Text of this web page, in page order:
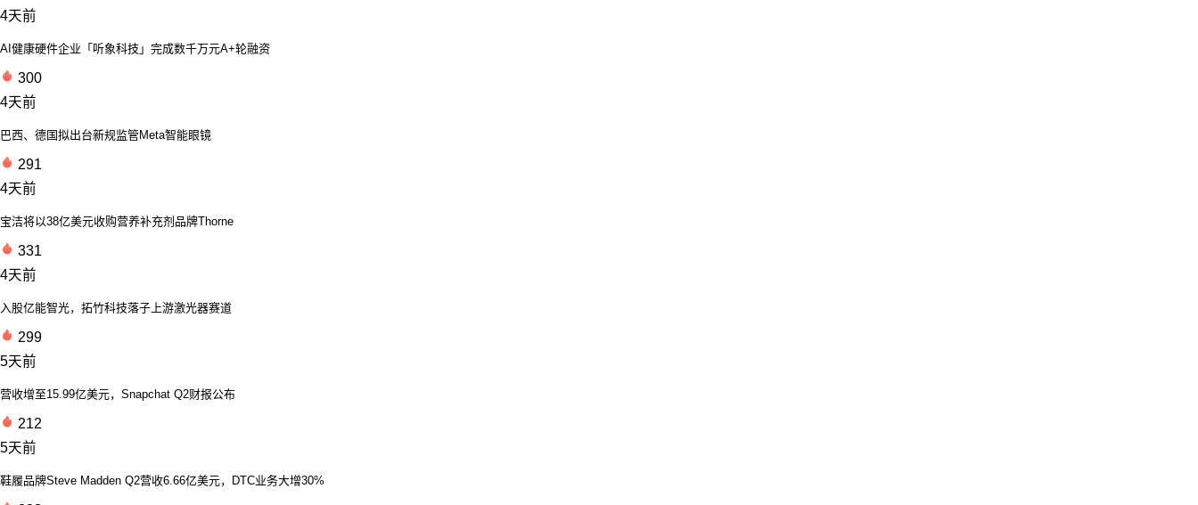
4天前
AI健康硬件企业「听象科技」完成数千万元A+轮融资
300
4天前
巴西、德国拟出台新规监管Meta智能眼镜
291
4天前
宝洁将以38亿美元收购营养补充剂品牌Thorne
331
4天前
入股亿能智光，拓竹科技落子上游激光器赛道
299
5天前
营收增至15.99亿美元，Snapchat Q2财报公布
212
5天前
鞋履品牌Steve Madden Q2营收6.66亿美元，DTC业务大增30%